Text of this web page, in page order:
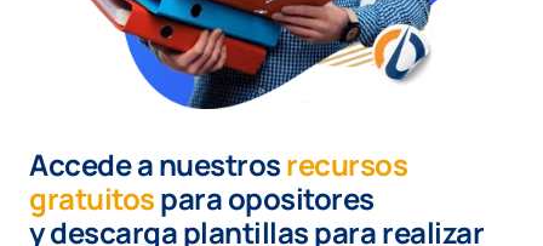
Accede a nuestrosrecursos
gratuitospara opositores
ydescarga plantillas para realizar